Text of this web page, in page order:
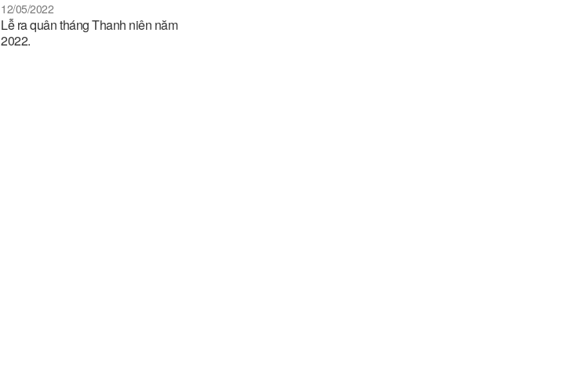
12/05/2022
Lễ ra quân tháng Thanh niên năm
2022.